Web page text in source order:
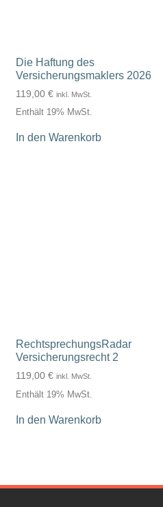
Die Haftung des
Versicherungsmaklers 2026
119,00 € inkl. MwSt.
Enthält 19% MwSt.
In den Warenkorb
RechtsprechungsRadar
Versicherungsrecht 2
119,00 € inkl. MwSt.
Enthält 19% MwSt.
In den Warenkorb